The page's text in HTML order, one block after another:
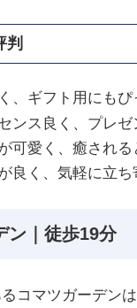
判
、ギフト用にもぴ
ンス良く、プレゼ
可愛く、癒される
良く、気軽に立ち
ン｜徒歩19分
コマツガーデン